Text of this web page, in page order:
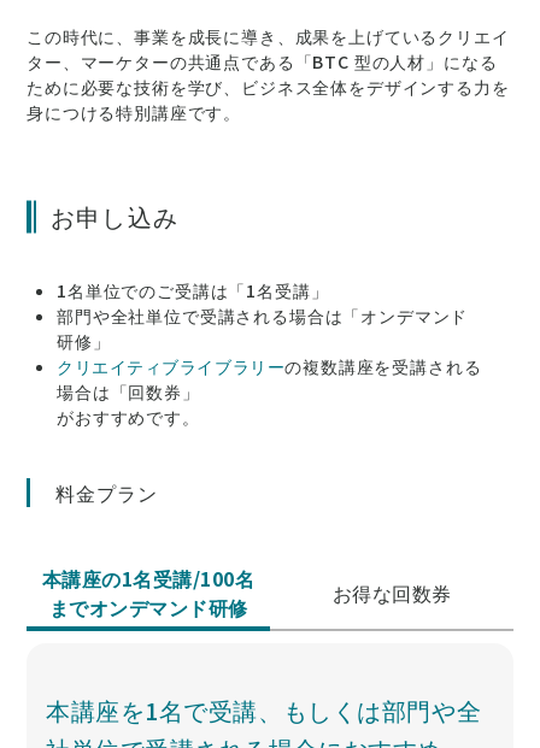
この時代に、事業を成長に導き、成果を上げているクリエイ
ター、マーケターの共通点である「BTC 型の人材」になる
ために必要な技術を学び、ビジネス全体をデザインする力を
身につける特別講座です。
お申し込み
1名単位でのご受講は「1名受講」
部門や全社単位で受講される場合は「オンデマンド
研修」
クリエイティブライブラリーの複数講座を受講される
場合は「回数券」
がおすすめです。
料金プラン
本講座の1名受講/100名
までオンデマンド研修
お得な回数券
本講座を1名で受講、もしくは部門や全